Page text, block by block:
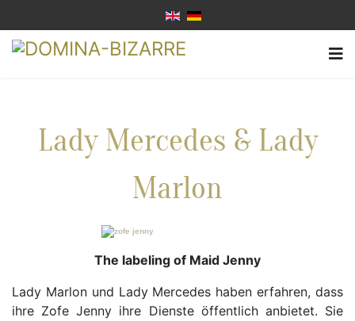
Lady Mercedes & Lady
Marlon
The labeling of Maid Jenny
Lady Marlon und Lady Mercedes haben erfahren, dass
ihre Zofe Jenny ihre Dienste öffentlich anbietet. Sie